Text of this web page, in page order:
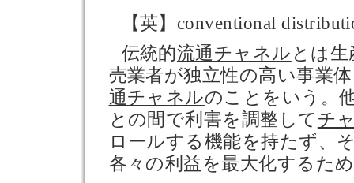
【英】conventional
伝統的流通チャネル とは
売業者が独立性の高い事業
通チャネルのことをいう。
との間で利害を調整して チ
ロールする機能を持たず、
各々の利益を最大化するた